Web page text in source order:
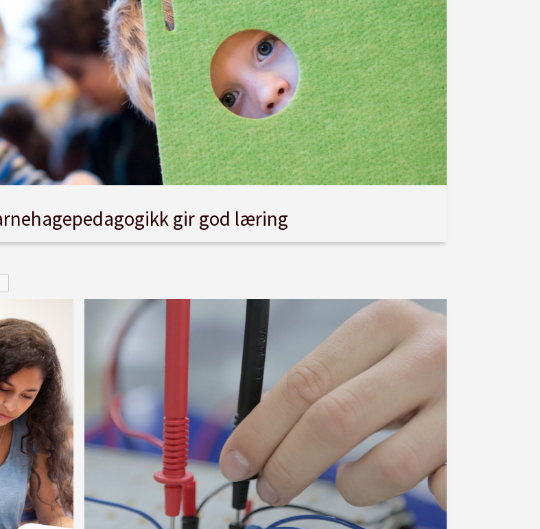
gir god læring